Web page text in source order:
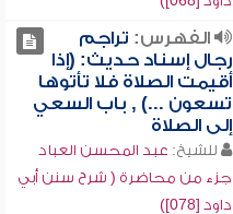
الفهرس: تراجم
رجال إسناد حديث: (إذا
أقيمت الصلاة فلا تأتوها
تسعون ...) , باب السعي
إلى الصلاة
للشيخ: عبد المحسن العباد
جزء من محاضرة ( شرح سنن أبي
داود [078])